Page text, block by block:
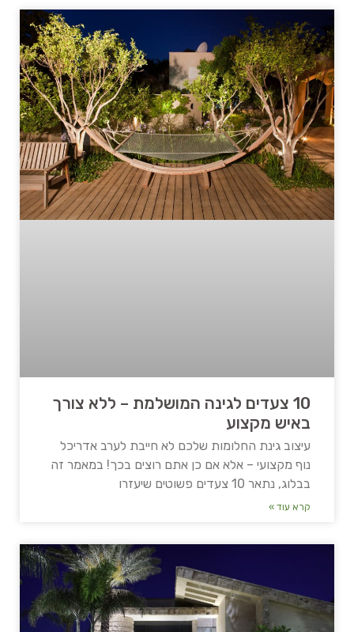
10 צעדים לגינה המושלמת – ללא צורך
באיש מקצוע
עיצוב גינת החלומות שלכם לא חייבת לערב אדריכל
נוף מקצועי – אלא אם כן אתם רוצים בכך! במאמר זה
בבלוג, נתאר 10 צעדים פשוטים שיעזרו
קרא עוד »